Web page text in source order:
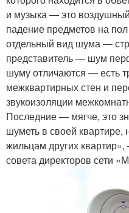
и музыка — это
падение предметов на
отдельный вид шума —
представитель — шум
шуму отличаются — есть
межквартирных стен и
звукоизоляции
Последние — мягче, это
шуметь в своей
жильцам других
совета директоров сети